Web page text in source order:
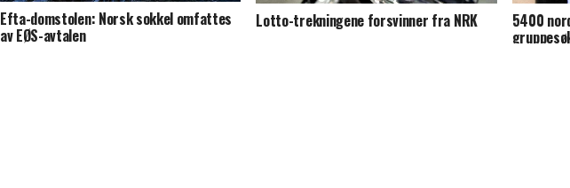
Efta-domstolen: Norsk sokkel omfattes
av EØS-avtalen
Lotto-trekningene forsvinner fra NRK 5400